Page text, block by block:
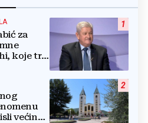
1
za
koje tri
2
većina